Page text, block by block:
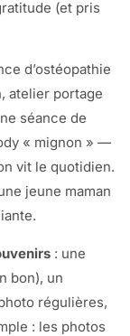
(et pris
d’ostéopathie
atelier portage
séance de
« mignon » —
vit le quotidien.
jeune maman
: une
bon), un
régulières,
: les photos